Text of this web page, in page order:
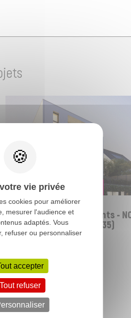
LOGEMENTS COLLECTIFS
Construction 24 logements -
CHATILLON-SUR-SEICHE (35)
réalisations
vie privée
cookies pour améliorer
mesurer l'audience et
adaptés. Vous
refuser ou personnaliser
accepter
Tout refuser